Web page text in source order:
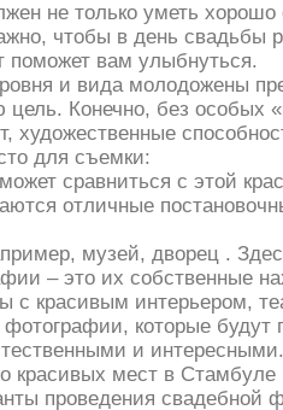
не только уметь
чтобы в день
поможет вам улыбнуться.
и вида молодожены
Конечно, без особых
художественные
для съемки:
сравниться с этой
отличные
музей, дворец .
– это их собственные
красивым интерьером,
которые
и интересными.
мест в
проведения свадебной